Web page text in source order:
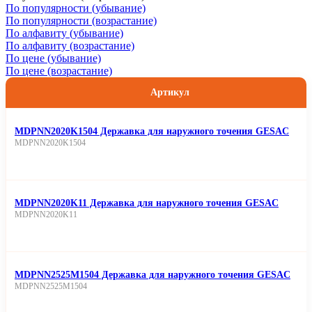
По популярности (убывание)
По популярности (возрастание)
По алфавиту (убывание)
По алфавиту (возрастание)
По цене (убывание)
По цене (возрастание)
Артикул
MDPNN2020K1504 Державка для наружного точения GESAC
MDPNN2020K1504
MDPNN2020K11 Державка для наружного точения GESAC
MDPNN2020K11
MDPNN2525M1504 Державка для наружного точения GESAC
MDPNN2525M1504